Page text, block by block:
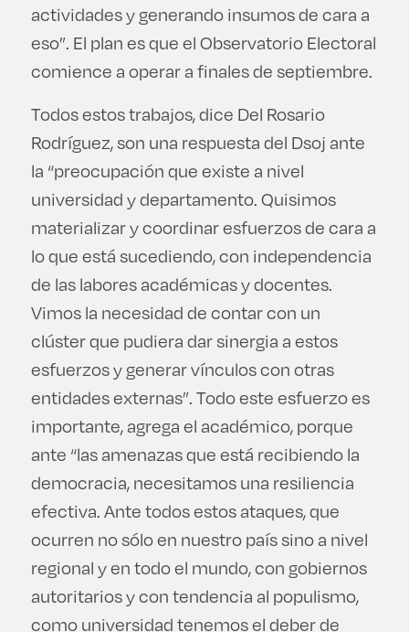
actividades y generando insumos de cara a
eso”. El plan es que el Observatorio Electoral
comience a operar a finales de septiembre.
Todos estos trabajos, dice Del Rosario
Rodríguez, son una respuesta del Dsoj ante
la “preocupación que existe a nivel
universidad y departamento. Quisimos
materializar y coordinar esfuerzos de cara a
lo que está sucediendo, con independencia
de las labores académicas y docentes.
Vimos la necesidad de contar con un
clúster que pudiera dar sinergia a estos
esfuerzos y generar vínculos con otras
entidades externas”. Todo este esfuerzo es
importante, agrega el académico, porque
ante “las amenazas que está recibiendo la
democracia, necesitamos una resiliencia
efectiva. Ante todos estos ataques, que
ocurren no sólo en nuestro país sino a nivel
regional y en todo el mundo, con gobiernos
autoritarios y con tendencia al populismo,
como universidad tenemos el deber de